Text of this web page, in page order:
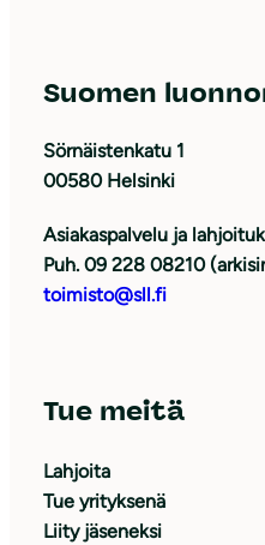
Suomen
Sörnäistenkatu 1
00580 Helsinki
Asiakaspalvelu ja
Puh. 09 228 08210
toimisto@sll.fi
Tue meitä
Lahjoita
Tue yrityksenä
Liity jäseneksi